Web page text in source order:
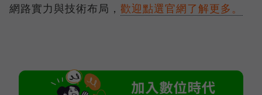
網路實力與技術布局， 歡迎點選官網了解更多。